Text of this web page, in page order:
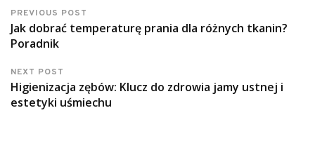
PREVIOUS POST
Jak dobrać temperaturę prania dla różnych tkanin?
Poradnik
NEXT POST
Higienizacja zębów: Klucz do zdrowia jamy ustnej i
estetyki uśmiechu